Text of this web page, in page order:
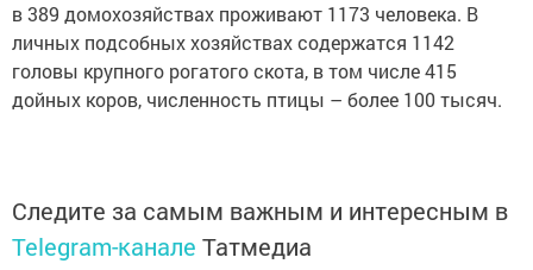
в 389 домохозяйствах проживают 1173 человека. В
личных подсобных хозяйствах содержатся 1142
головы крупного рогатого скота, в том числе 415
дойных коров, численность птицы – более 100 тысяч.
Следите за самым важным и интересным в
Telegram-канале Татмедиа